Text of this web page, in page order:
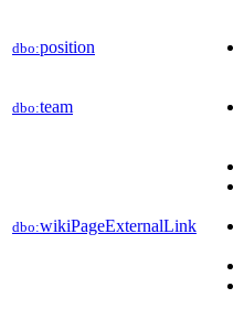
dbo:position
dbo:team
dbo:wikiPageExternalLink